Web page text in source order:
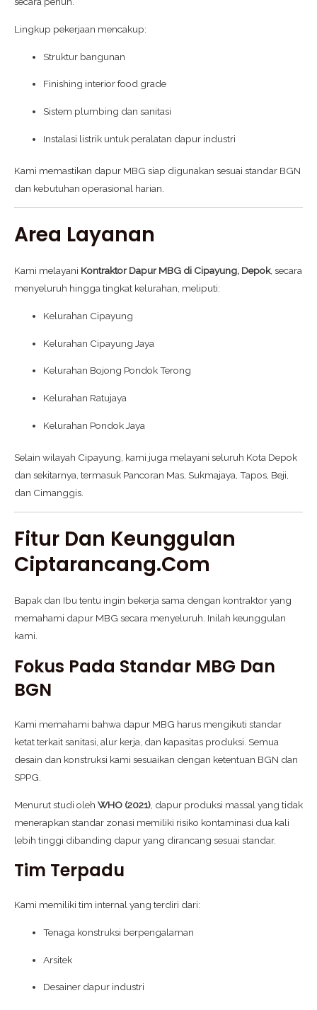
Lingkup pekerjaan mencakup:
Struktur bangunan
Finishing interior food grade
Sistem plumbing dan sanitasi
Instalasi listrik untuk peralatan dapur industri
Kami memastikan dapur MBG siap digunakan sesuai standar BGN
dan kebutuhan operasional harian.
Area Layanan
Kami melayani Kontraktor Dapur MBG di Cipayung, Depok, secara
menyeluruh hingga tingkat kelurahan, meliputi:
Kelurahan Cipayung
Kelurahan Cipayung Jaya
Kelurahan Bojong Pondok Terong
Kelurahan Ratujaya
Kelurahan Pondok Jaya
Selain wilayah Cipayung, kami juga melayani seluruh Kota Depok
dan sekitarnya, termasuk Pancoran Mas, Sukmajaya, Tapos, Beji,
dan Cimanggis.
Fitur Dan Keunggulan
Ciptarancang.com
Bapak dan Ibu tentu ingin bekerja sama dengan kontraktor yang
memahami dapur MBG secara menyeluruh. Inilah keunggulan
kami.
Fokus Pada Standar MBG Dan
BGN
Kami memahami bahwa dapur MBG harus mengikuti standar
ketat terkait sanitasi, alur kerja, dan kapasitas produksi. Semua
desain dan konstruksi kami sesuaikan dengan ketentuan BGN dan
SPPG.
Menurut studi oleh WHO (2021) , dapur produksi massal yang tidak
menerapkan standar zonasi memiliki risiko kontaminasi dua kali
lebih tinggi dibanding dapur yang dirancang sesuai standar.
Tim Terpadu
Kami memiliki tim internal yang terdiri dari:
Tenaga konstruksi berpengalaman
Arsitek
Desainer dapur industri